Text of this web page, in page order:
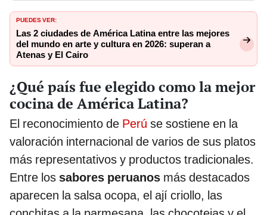
PUEDES VER:
Las 2 ciudades de América Latina entre las mejores
del mundo en arte y cultura en 2026: superan a
Atenas y El Cairo
¿Qué país fue elegido como la mejor
cocina de América Latina?
El reconocimiento de Perú se sostiene en la
valoración internacional de varios de sus platos
más representativos y productos tradicionales.
Entre los sabores peruanos más destacados
aparecen la salsa ocopa, el ají criollo, las